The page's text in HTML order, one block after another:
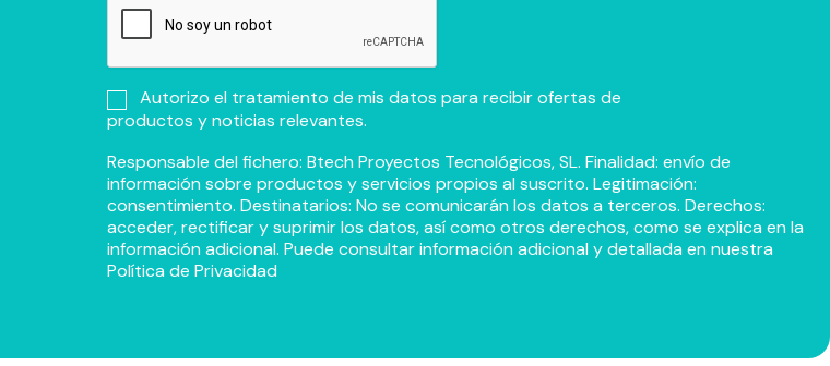
Autorizo el tratamiento de mis datos para recibir ofertas de
productos y noticias relevantes.
Responsable del fichero: Btech Proyectos Tecnológicos, SL. Finalidad: envío de
información sobre productos y servicios propios al suscrito. Legitimación:
consentimiento. Destinatarios: No se comunicarán los datos a terceros. Derechos:
acceder, rectificar y suprimir los datos, así como otros derechos, como se explica en la
información adicional. Puede consultar información adicional y detallada en nuestra
Política de Privacidad